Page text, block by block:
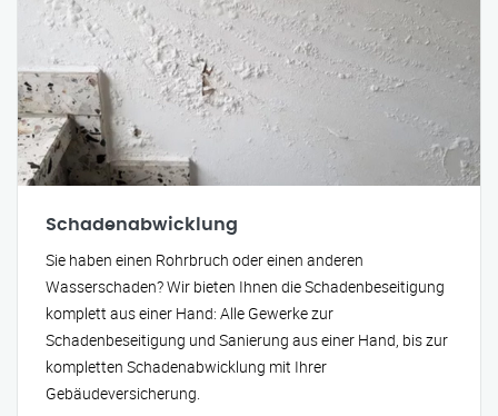
Schadenabwicklung
Sie haben einen Rohrbruch oder einen anderen
Wasserschaden? Wir bieten Ihnen die Schadenbeseitigung
komplett aus einer Hand: Alle Gewerke zur
Schadenbeseitigung und Sanierung aus einer Hand, bis zur
kompletten Schadenabwicklung mit Ihrer
Gebäudeversicherung.